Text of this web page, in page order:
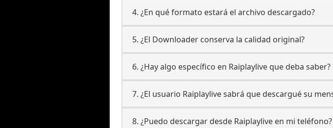
4. ¿En qué formato estará el archivo descargado?
5. ¿El Downloader conserva la calidad original?
6. ¿Hay algo específico en Raiplaylive que deba saber?
7. ¿El usuario Raiplaylive sabrá que descargué su
8. ¿Puedo descargar desde Raiplaylive en mi teléfono?